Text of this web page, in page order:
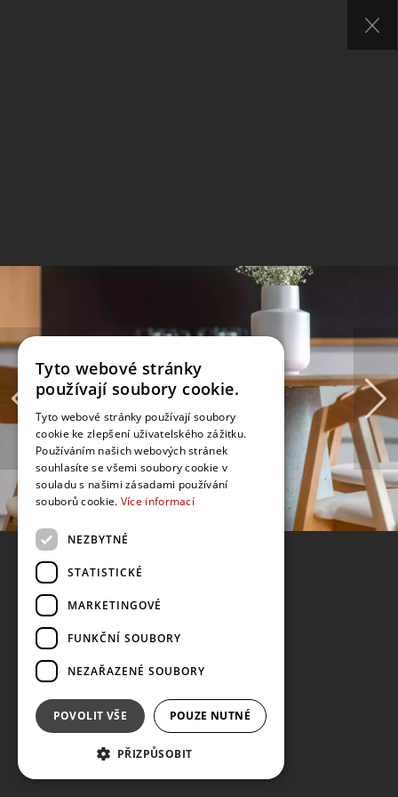
Tyto webové stránky
používají soubory cookie.
Tyto webové stránky používají soubory
cookie ke zlepšení uživatelského zážitku.
Používáním našich webových stránek
souhlasíte se všemi soubory cookie v
souladu s našimi zásadami používání
souborů cookie. Více informací
NEZBYTNÉ
STATISTICKÉ
MARKETINGOVÉ
FUNKČNÍ SOUBORY
NEZAŘAZENÉ SOUBORY
POVOLIT VŠE POUZE NUTNÉ
PŘIZPŮSOBIT